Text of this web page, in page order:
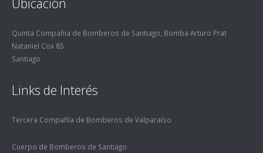
Quinta Compañia de Bomberos de Santiago, Bomba Arturo Prat
Nataniel Cox 85
Santiago
Links de Interés
Tercera Compañía de Bomberos de Valparaíso
Cuerpo de Bomberos de Santiago